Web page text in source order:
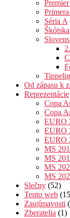
Séria A
Od zápasu k
Reprezentácie
Copa
Copa
EURO
EURO
EURO
MS
MS
MS
MS
Slečny (52)
Tento web
Zaujímavosti
Zberatelia (1)